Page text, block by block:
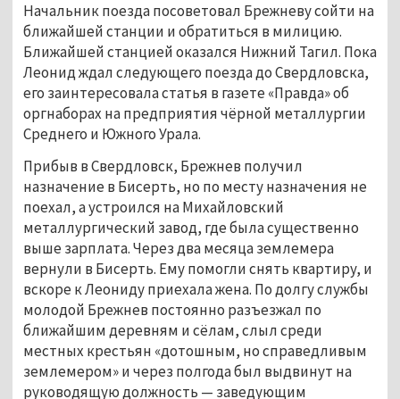
Начальник поезда посоветовал Брежневу сойти на
ближайшей станции и обратиться в милицию.
Ближайшей станцией оказался Нижний Тагил. Пока
Леонид ждал следующего поезда до Свердловска,
его заинтересовала статья в газете «Правда» об
оргнаборах на предприятия чёрной металлургии
Среднего и Южного Урала.
Прибыв в Свердловск, Брежнев получил
назначение в Бисерть, но по месту назначения не
поехал, а устроился на Михайловский
металлургический завод, где была существенно
выше зарплата. Через два месяца землемера
вернули в Бисерть. Ему помогли снять квартиру, и
вскоре к Леониду приехала жена. По долгу службы
молодой Брежнев постоянно разъезжал по
ближайшим деревням и сёлам, слыл среди
местных крестьян «дотошным, но справедливым
землемером» и через полгода был выдвинут на
руководящую должность — заведующим